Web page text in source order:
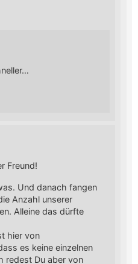
Freund!
Und danach fangen
Anzahl unserer
Alleine das dürfte
hier von
es keine einzelnen
redest Du aber von